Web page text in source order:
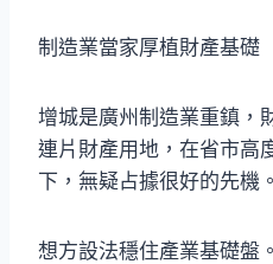
制造業當家厚植財產基礎
增城是廣州制造業重鎮，
連片財產用地，在省市高
下，無疑占據很好的先機。
想方設法穩住產業基礎盤